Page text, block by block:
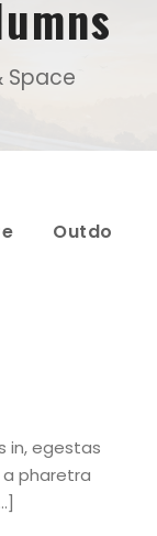
Space
Outdo
in, egestas
pharetra